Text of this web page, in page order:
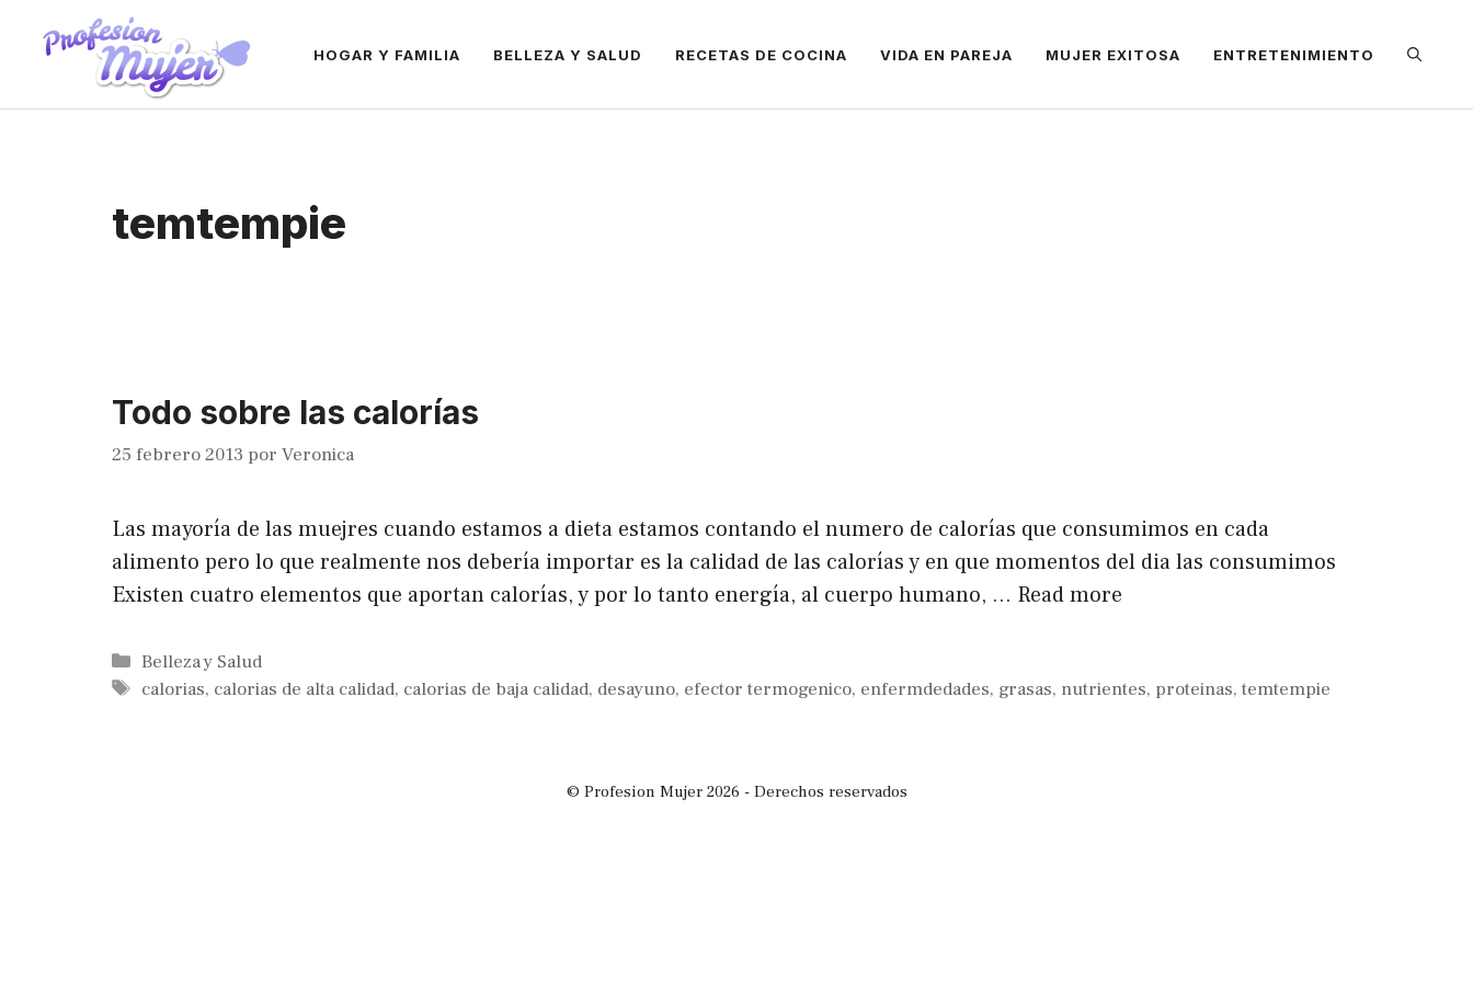
contenido
HOGAR Y FAMILIA BELLEZA Y SALUD RECETAS DE COCINA VIDA EN PAREJA MUJER EXITOSA ENTRETENIMIENTO
temtempie
Todo sobre las calorías
25 febrero 2013 por Veronica
Las mayoría de las muejres cuando estamos a dieta estamos contando el numero de calorías que consumimos en cada
alimento pero lo que realmente nos debería importar es la calidad de las calorías y en que momentos del dia las consumimos
Existen cuatro elementos que aportan calorías, y por lo tanto energía, al cuerpo humano, … Read more
Categorías
Belleza y Salud
Etiquetas
calorias, calorias de alta calidad, calorias de baja calidad, desayuno, efector termogenico, enfermdedades, grasas, nutrientes, proteinas,temtempie
© Profesion Mujer 2026 - Derechos reservados